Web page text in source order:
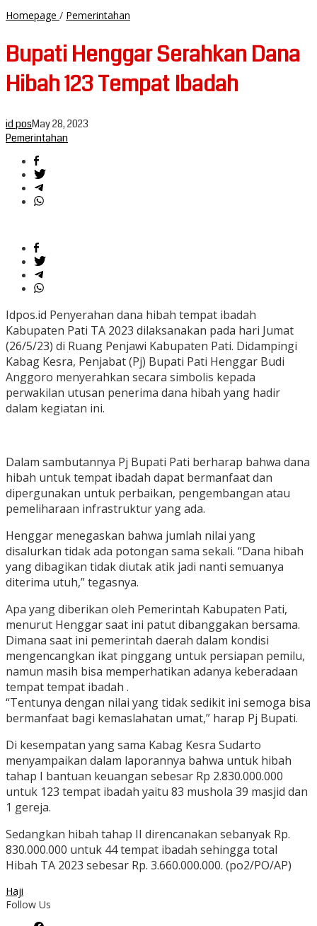
Homepage / Pemerintahan
Serahkan
Dana
Hibah
123
Tempat
Bupati Henggar Serahkan Dana
Hibah 123 Tempat Ibadah
id posMay 28, 2023
Pemerintahan
Idpos.id Penyerahan dana hibah tempat ibadah
Kabupaten Pati TA 2023 dilaksanakan pada hari Jumat
(26/5/23) di Ruang Penjawi Kabupaten Pati. Didampingi
Kabag Kesra, Penjabat (Pj) Bupati Pati Henggar Budi
Anggoro menyerahkan secara simbolis kepada
perwakilan utusan penerima dana hibah yang hadir
dalam kegiatan ini.
Dalam sambutannya Pj Bupati Pati berharap bahwa dana
hibah untuk tempat ibadah dapat bermanfaat dan
dipergunakan untuk perbaikan, pengembangan atau
pemeliharaan infrastruktur yang ada.
Henggar menegaskan bahwa jumlah nilai yang
disalurkan tidak ada potongan sama sekali. “Dana hibah
yang dibagikan tidak diutak atik jadi nanti semuanya
diterima utuh,” tegasnya.
Apa yang diberikan oleh Pemerintah Kabupaten Pati,
menurut Henggar saat ini patut dibanggakan bersama.
Dimana saat ini pemerintah daerah dalam kondisi
mengencangkan ikat pinggang untuk persiapan pemilu,
namun masih bisa memperhatikan adanya keberadaan
tempat tempat ibadah .
“Tentunya dengan nilai yang tidak sedikit ini semoga bisa
bermanfaat bagi kemaslahatan umat,” harap Pj Bupati.
Di kesempatan yang sama Kabag Kesra Sudarto
menyampaikan dalam laporannya bahwa untuk hibah
tahap I bantuan keuangan sebesar Rp 2.830.000.000
untuk 123 tempat ibadah yaitu 83 mushola 39 masjid dan
1 gereja.
Sedangkan hibah tahap II direncanakan sebanyak Rp.
830.000.000 untuk 44 tempat ibadah sehingga total
Hibah TA 2023 sebesar Rp. 3.660.000.000. (po2/PO/AP)
Haji
Follow Us